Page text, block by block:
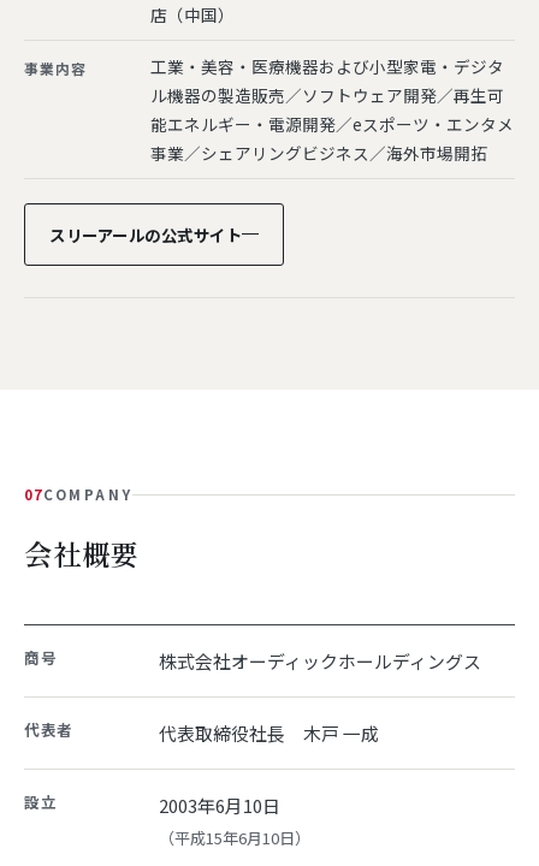
店（中国）
事業内容
工業・美容・医療機器および小型家電・デジタ
ル機器の製造販売／ソフトウェア開発／再生可
能エネルギー・電源開発／eスポーツ・エンタメ
事業／シェアリングビジネス／海外市場開拓
スリーアールの公式サイト
07COMPANY
会社概要
商号 株式会社オーディックホールディングス
代表者 代表取締役社長 木戸 一成
設立 2003年6月10日
（平成15年6月10日）